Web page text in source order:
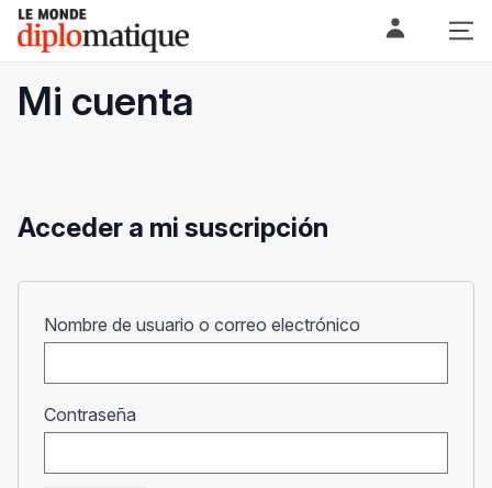
Skip
content
Le monde diplomatique
Mi cuenta
Acceder a mi suscripción
Nombre de usuario o correo electrónico
Contraseña